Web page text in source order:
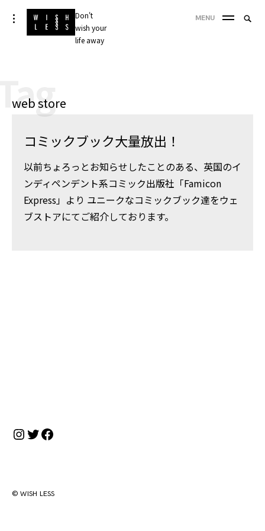
Skip
to
Don't
wish your
life away
toggle
open/close
sidebar
MENU
web store
コミックブック大量放出！
以前ちょろっとお知らせしたことのある、英国のイ
ンディペンデント系コミック出版社「Famicon
Express」より ユニークなコミックブック達をウェ
ブストアにてご紹介しております。
Instagram
Twitter
Facebook
© WISH LESS